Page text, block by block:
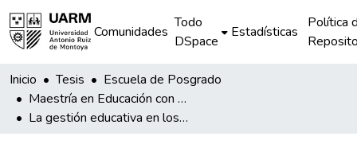
Comunidades
Todo
DSpace
Estadísticas
Política
Inicio Tesis
Escuela de Posgrado
Maestría en Educación con mención en Gestión de Instituciones Educativas
La gestión educativa en los Programas No Escolarizados de Educación Inicial (PRONOEI) del ciclo II en áreas rurales de Huánuco desde las valoraciones de los gestores involucrados